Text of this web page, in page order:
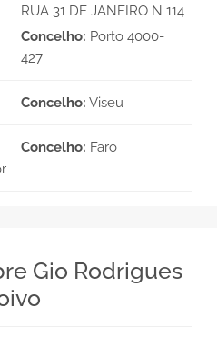
RUA 31 DE JANEIRO N 114
Concelho: Porto 4000-
427
Concelho: Viseu
Concelho: Faro
Gio Rodrigues